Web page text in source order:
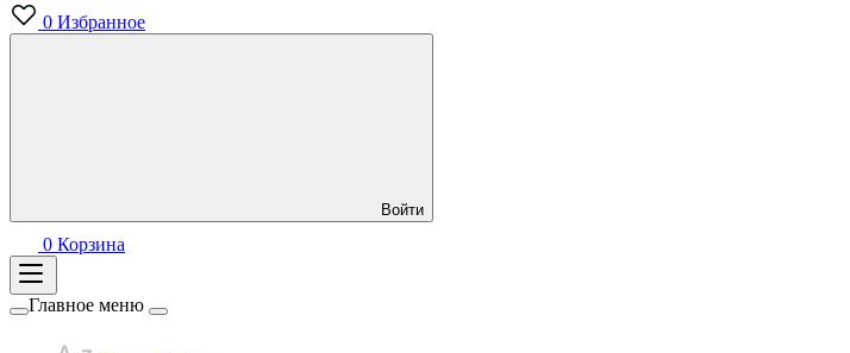
0 Избранное
Войти
0 Корзина
Главное меню